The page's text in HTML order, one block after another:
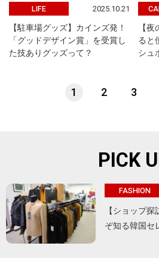
LIFE 2025.10.21
【駐車場グッズ】カインズ発！
「グッドデザイン賞」を受賞し
た技ありグッズって？
【
ると
シュ
1 2 3
PICK
FASHION
【ショップ
ぞ知る韓国セ